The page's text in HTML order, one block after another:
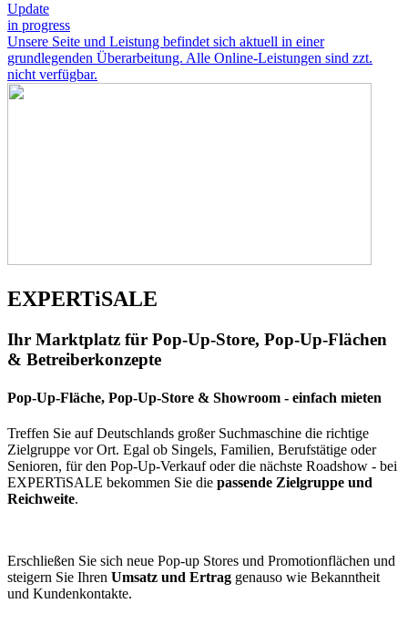
Update
in progress
Unsere Seite und Leistung befindet sich aktuell in einer
grundlegenden Überarbeitung. Alle Online-Leistungen sind zzt.
nicht verfügbar.
EXPERTiSALE
Ihr Marktplatz für Pop-Up-Store, Pop-Up-Flächen
& Betreiberkonzepte
Pop-Up-Fläche, Pop-Up-Store & Showroom - einfach mieten
Treffen Sie auf Deutschlands großer Suchmaschine die richtige
Zielgruppe vor Ort. Egal ob Singels, Familien, Berufstätige oder
Senioren, für den Pop-Up-Verkauf oder die nächste Roadshow - bei
EXPERTiSALE bekommen Sie die passende Zielgruppe und
Reichweite.
Erschließen Sie sich neue Pop-up Stores und Promotionflächen und
steigern Sie Ihren Umsatz und Ertrag genauso wie Bekanntheit
und Kundenkontakte.